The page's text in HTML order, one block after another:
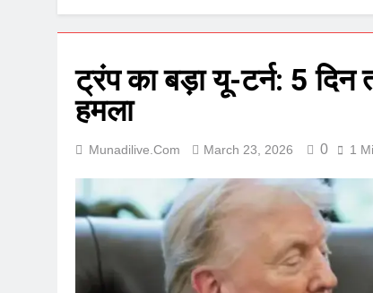
ट्रंप का बड़ा यू-टर्न: 5 दिन
हमला
Munadilive.com March 23, 2026 0 1